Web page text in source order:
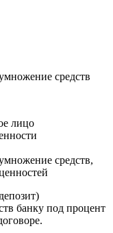
средств
лицо
средств,
банку под процент